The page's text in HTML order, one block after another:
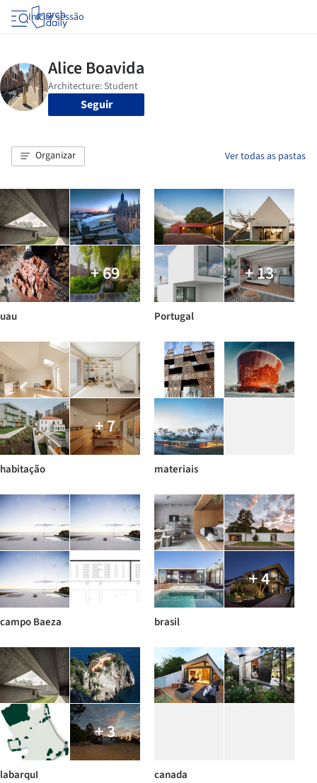
Iniciar sessão
Seguir
Organizar Ver todas as pastas
+ 69
uau
+ 13
Portugal
+ 7
habitação materiais
campo Baeza
+ 4
brasil
+ 3
labarquI canada